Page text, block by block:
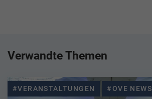
Verwandte Themen
#VERANSTALTUNGEN #OVE NEWS